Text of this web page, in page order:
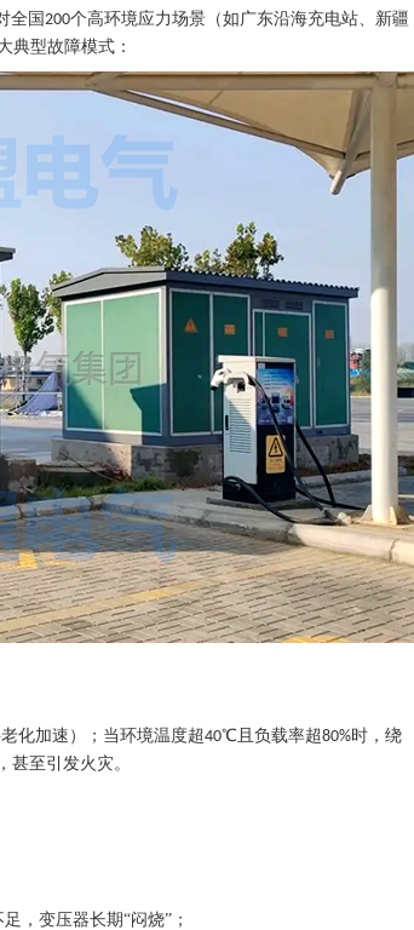
全国200个高环境应力场景（如广东沿海充电站、新疆
典型故障模式：
老化加速）；当环境温度超40℃且负载率超80%时，绕
甚至引发火灾。
，变压器长期“闷烧”；